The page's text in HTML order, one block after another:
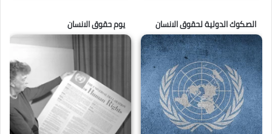
الصكوك الدولية لحقوق الانسان يوم حقوق الانسان